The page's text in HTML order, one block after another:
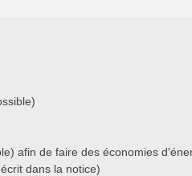
afin de faire des économies
dans la notice)